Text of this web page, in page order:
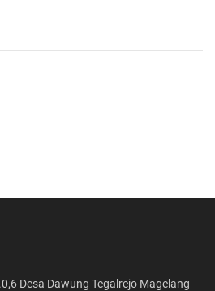
Desa Dawung Tegalrejo Magelang